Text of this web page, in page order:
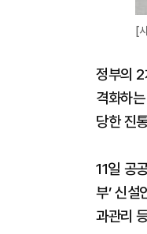
[
정부의 2
격화하
당한 진
11일 공
부’ 신설
과관리